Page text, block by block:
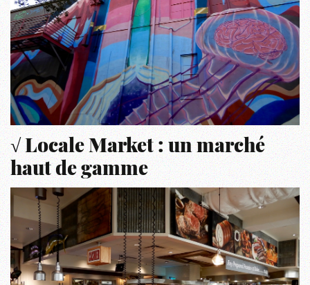
√ Locale Market : un marché
haut de gamme